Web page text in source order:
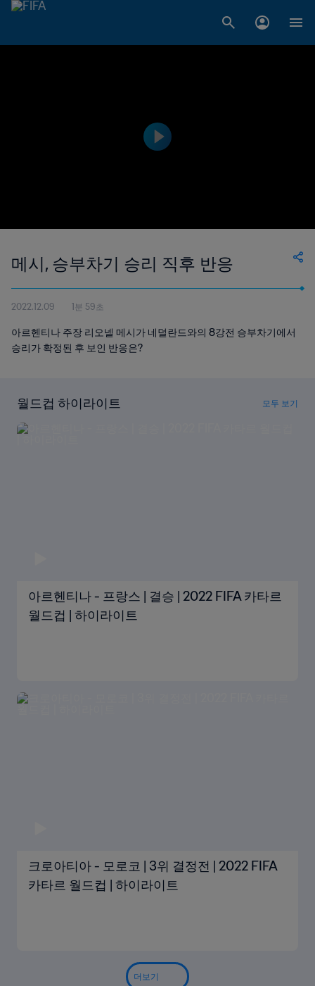
메시, 승부차기 승리 직후 반응
2022.12.09 1분 59초
아르헨티나 주장 리오넬 메시가 네덜란드와의 8강전 승부차기에서
승리가 확정된 후 보인 반응은?
월드컵 하이라이트 모두 보기
아르헨티나 - 프랑스 | 결승 | 2022 FIFA 카타르
월드컵 | 하이라이트
크로아티아 - 모로코 | 3위 결정전 | 2022 FIFA
카타르 월드컵 | 하이라이트
더보기